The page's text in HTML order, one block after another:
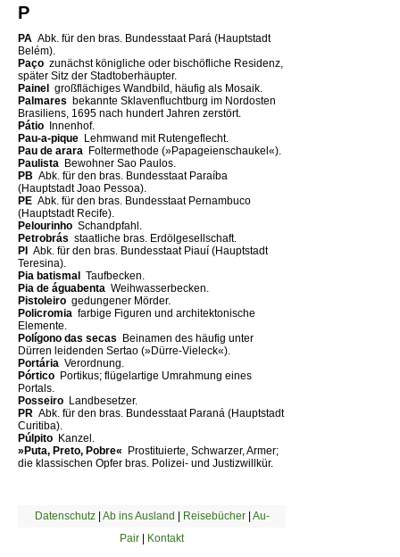
P
PA  Abk. für den bras. Bundesstaat Pará (Hauptstadt
Belém).
Paço  zunächst königliche oder bischöfliche Residenz,
später Sitz der Stadtoberhäupter.
Painel  großflächiges Wandbild, häufig als Mosaik.
Palmares  bekannte Sklavenfluchtburg im Nordosten
Brasiliens, 1695 nach hundert Jahren zerstört.
Pátio  Innenhof.
Pau-a-pique  Lehmwand mit Rutengeflecht.
Pau de arara  Foltermethode (»Papageienschaukel«).
Paulista  Bewohner Sao Paulos.
PB  Abk. für den bras. Bundesstaat Paraíba
(Hauptstadt Joao Pessoa).
PE  Abk. für den bras. Bundesstaat Pernambuco
(Hauptstadt Recife).
Pelourinho  Schandpfahl.
Petrobrás  staatliche bras. Erdölgesellschaft.
PI  Abk. für den bras. Bundesstaat Piauí (Hauptstadt
Teresina).
Pia batismal  Taufbecken.
Pia de águabenta  Weihwasserbecken.
Pistoleiro  gedungener Mörder.
Policromia  farbige Figuren und architektonische
Elemente.
Polígono das secas  Beinamen des häufig unter
Dürren leidenden Sertao (»Dürre-Vieleck«).
Portária  Verordnung.
Pórtico  Portikus; flügelartige Umrahmung eines
Portals.
Posseiro  Landbesetzer.
PR  Abk. für den bras. Bundesstaat Paraná (Hauptstadt
Curitiba).
Púlpito  Kanzel.
»Puta, Preto, Pobre«  Prostituierte, Schwarzer, Armer;
die klassischen Opfer bras. Polizei- und Justizwillkür.
Datenschutz| Ab ins Ausland | Reisebücher| Au-
Pair | Kontakt